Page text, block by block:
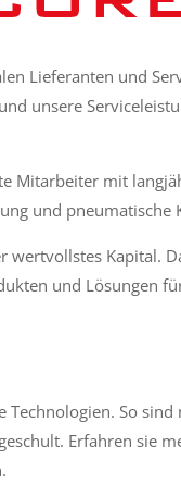
Lieferanten und
unsere
Mitarbeiter mit
und pneumatische
Kapital.
und Lösungen
So
Erfahren sie